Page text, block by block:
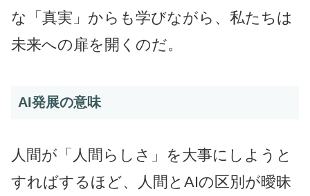
な「真実」からも学びながら、私たちは
未来への扉を開くのだ。
AI発展の意味
人間が「人間らしさ」を大事にしようと
すればするほど、人間とAIの区別が曖昧